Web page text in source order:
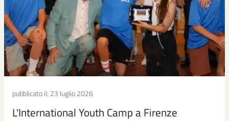
pubblicato il: 23 luglio 2026
L'International Youth Camp a Firenze